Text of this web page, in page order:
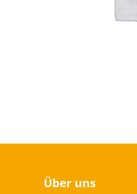
Über uns